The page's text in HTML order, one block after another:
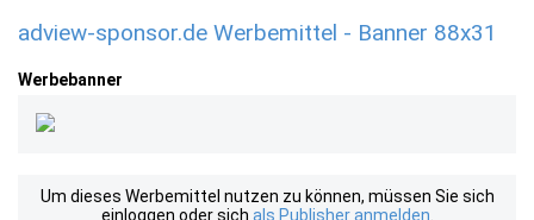
adview-sponsor.de Werbemittel - Banner 88x31
Werbebanner
Um dieses Werbemittel nutzen zu können, müssen Sie sich
einloggen oder sich als Publisher anmelden